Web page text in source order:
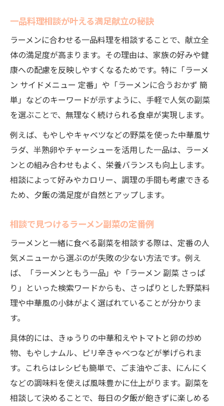
ラーメン献立を相談で充実させるコツ
相談で叶うラーメンと簡単おかずの組み合
わせ
夕飯満足度アップの一品相談術
ラーメンに合う簡単おかずの相談術とは
相談で見つかるラーメンに合う簡単おかず
家庭で使えるラーメンおかず相談テクニッ
ク
相談を活用した簡単副菜レシピの選び方
ラーメン相談で手軽におかずをプラス
相談で簡単おかずを増やすポイント
栄養バランスを整える副菜相談アイデア
相談で栄養バランス副菜を選ぶコツ
ラーメン相談が叶える健康副菜アイデア
副菜相談で家族の健康をサポート
相談で実現するバランス献立の工夫
夕飯に悩んだら副菜相談で解決
一品料理相談が叶える満足献立の秘訣
ラーメンに合わせる一品料理を相談することで、献立全
体の満足度が高まります。その理由は、家族の好みや健
康への配慮を反映しやすくなるためです。特に「ラーメ
ン サイドメニュー 定番」や「ラーメンに合うおかず 簡
単」などのキーワードが示すように、手軽で人気の副菜
を選ぶことで、無理なく続けられる食卓が実現します。
例えば、もやしやキャベツなどの野菜を使った中華風サ
ラダ、半熟卵やチャーシューを活用した一品は、ラーメ
ンとの組み合わせもよく、栄養バランスも向上します。
相談によって好みやカロリー、調理の手間も考慮できる
ため、夕飯の満足度が自然とアップします。
相談で見つけるラーメン副菜の定番例
ラーメンと一緒に食べる副菜を相談する際は、定番の人
気メニューから選ぶのが失敗の少ない方法です。例え
ば、「ラーメンともう一品」や「ラーメン 副菜 さっぱ
り」といった検索ワードからも、さっぱりとした野菜料
理や中華風の小鉢がよく選ばれていることが分かりま
す。
具体的には、きゅうりの中華和えやトマトと卵の炒め
物、もやしナムル、ピリ辛きゃべつなどが挙げられま
す。これらはレシピも簡単で、ごま油やごま、にんにく
などの調味料を使えば風味豊かに仕上がります。副菜を
相談して決めることで、毎日の夕飯が飽きずに楽しめる